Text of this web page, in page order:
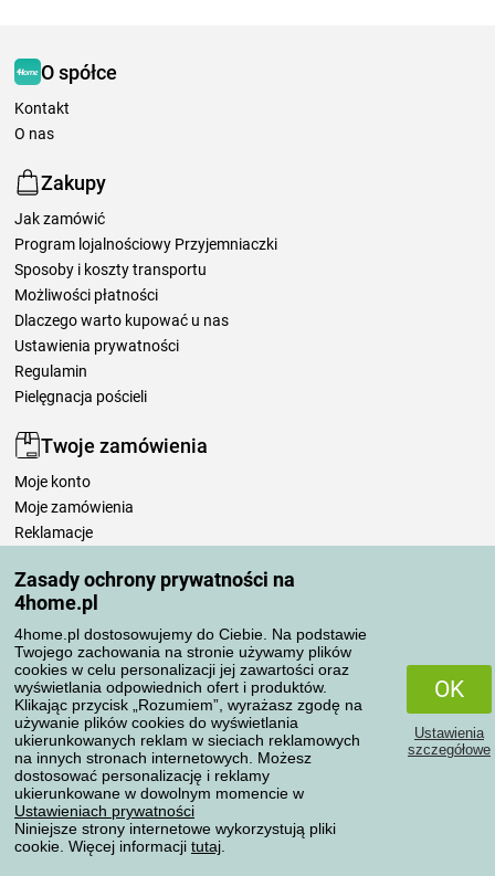
Zasady ochrony prywatności na
4home.pl
4home.pl dostosowujemy do Ciebie. Na podstawie
Twojego zachowania na stronie używamy plików
cookies w celu personalizacji jej zawartości oraz
wyświetlania odpowiednich ofert i produktów.
Klikając przycisk „Rozumiem”, wyrażasz zgodę na
używanie plików cookies do wyświetlania
ukierunkowanych reklam w sieciach reklamowych
na innych stronach internetowych. Możesz
dostosować personalizację i reklamy
ukierunkowane w dowolnym momencie w
Ustawieniach prywatności
Niniejsze strony internetowe wykorzystują pliki
cookie. Więcej informacji tutaj
OK
Ustawienia
szczegółowe
O spółce
Kontakt
O nas
Zakupy
Jak zamówić
Program lojalnościowy Przyjemniaczki
Sposoby i koszty transportu
Możliwości płatności
Dlaczego warto kupować u nas
Ustawienia prywatności
Regulamin
Pielęgnacja pościeli
Twoje zamówienia
Moje konto
Moje zamówienia
Reklamacje
Zasady przetwarzania recenzji
Sposoby transportu
Metody płatności
Niezawodny sklep